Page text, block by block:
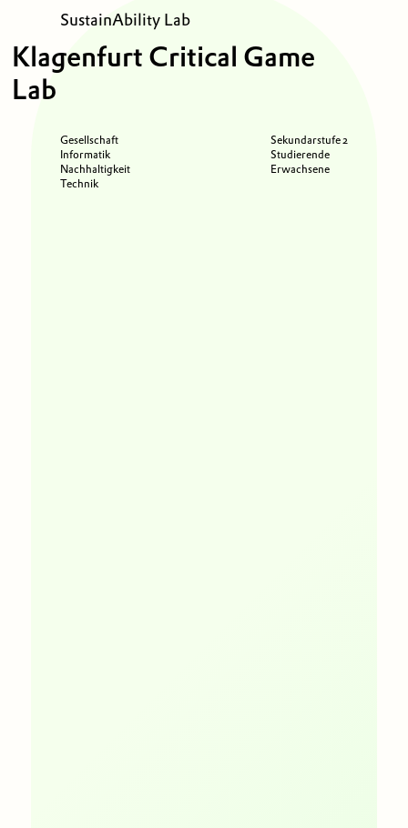
SustainAbility Lab
Klagenfurt Critical Game
Lab
Gesellschaft
Informatik
Nachhaltigkeit
Technik
Sekundarstufe 2
Studierende
Erwachsene